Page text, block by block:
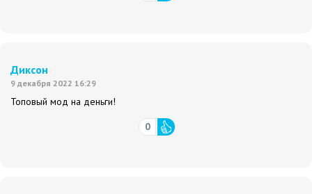
Диксон
9 декабря 2022 16:29
Топовый мод на деньги!
0